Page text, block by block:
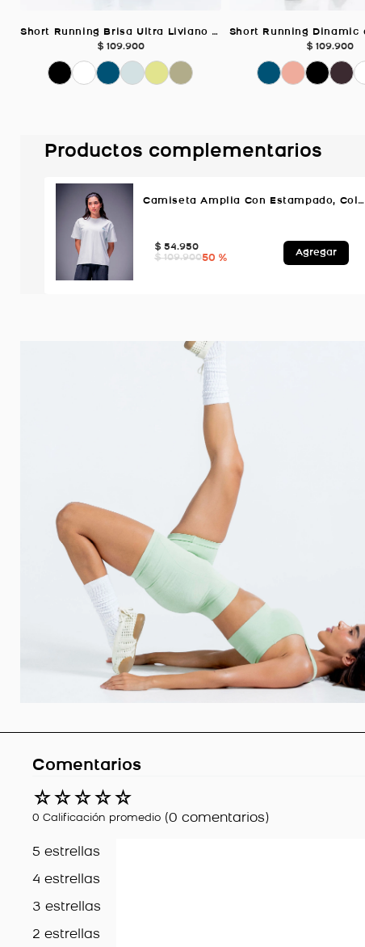
Short Running Brisa Ultra Liviano Biker, Color AZUL NIEVE Para Mujer
$ 109.900
$ 109.900
Productos complementarios
Camiseta Amplia Con Estampado, Color VERDE AGUA Para Mujer
$ 54.950
$ 109.90050 % Agregar
Comentarios
☆☆☆☆☆
0 Calificación promedio (0 comentarios)
5 estrellas
4 estrellas
3 estrellas
2 estrellas